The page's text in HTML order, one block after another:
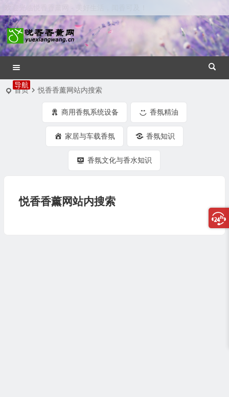
首页 悦香香薰网站内搜索
商用香氛系统设备 香氛精油
家居与车载香氛 香氛知识
香氛文化与香水知识
悦香香薰网站内搜索